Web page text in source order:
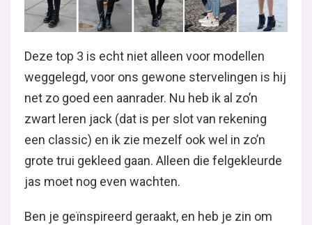
Deze top 3 is echt niet alleen voor modellen
weggelegd, voor ons gewone stervelingen is hij
net zo goed een aanrader. Nu heb ik al zo’n
zwart leren jack (dat is per slot van rekening
een classic) en ik zie mezelf ook wel in zo’n
grote trui gekleed gaan. Alleen die felgekleurde
jas moet nog even wachten.
Ben je geïnspireerd geraakt, en heb je zin om